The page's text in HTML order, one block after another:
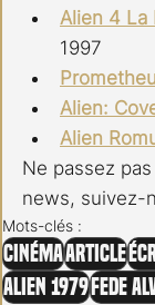
Alien 4 La
1997
Alien:
Alien
Ne passez
news, suivez-
Mots-clés :
CinémaArticle
Alien 1979 Fede